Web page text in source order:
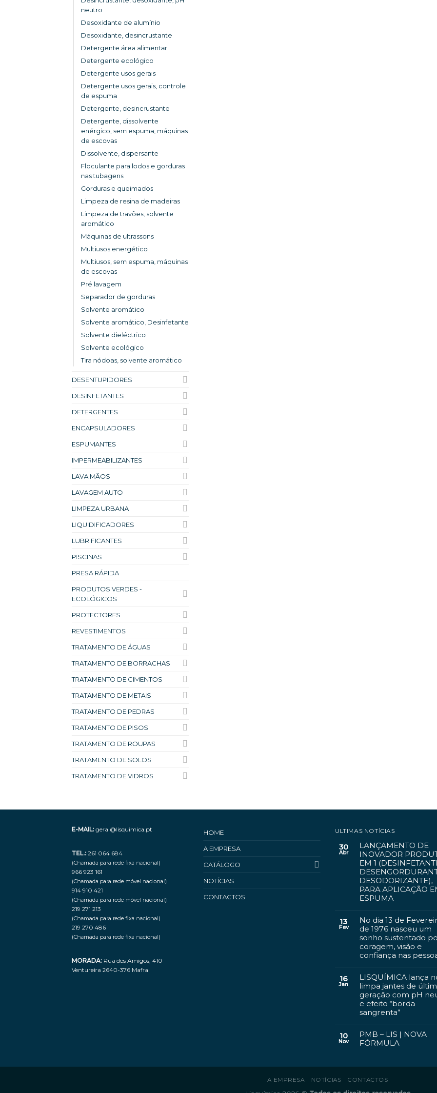
neutro
Desoxidante de alumínio
Desoxidante, desincrustante
Detergente área alimentar
Detergente ecológico
Detergente usos gerais
Detergente usos gerais, controle
de espuma
Detergente, desincrustante
Detergente, dissolvente
enérgico, sem espuma, máquinas
de escovas
Dissolvente, dispersante
Floculante para lodos e gorduras
nas tubagens
Gorduras e queimados
Limpeza de resina de madeiras
Limpeza de travões, solvente
aromático
Máquinas de ultrassons
Multiusos energético
Multiusos, sem espuma, máquinas
de escovas
Pré lavagem
Separador de gorduras
Solvente aromático
Solvente aromático, Desinfetante
Solvente dieléctrico
Solvente ecológico
Tira nódoas, solvente aromático
DESENTUPIDORES
DESINFETANTES
DETERGENTES
ENCAPSULADORES
ESPUMANTES
IMPERMEABILIZANTES
LAVA MÃOS
LAVAGEM AUTO
LIMPEZA URBANA
LIQUIDIFICADORES
LUBRIFICANTES
PISCINAS
PRESA RÁPIDA
PRODUTOS VERDES -
ECOLÓGICOS
PROTECTORES
REVESTIMENTOS
TRATAMENTO DE ÁGUAS
TRATAMENTO DE BORRACHAS
TRATAMENTO DE CIMENTOS
TRATAMENTO DE METAIS
TRATAMENTO DE PEDRAS
TRATAMENTO DE PISOS
TRATAMENTO DE ROUPAS
TRATAMENTO DE SOLOS
TRATAMENTO DE VIDROS
E-MAIL: geral@lisquimica.pt
TEL.: 261 064 684
(Chamada para rede fixa nacional)
966 923 161
(Chamada para rede móvel nacional)
914 910 421
(Chamada para rede móvel nacional)
219 271 213
(Chamada para rede fixa nacional)
219 270 486
(Chamada para rede fixa nacional)
MORADA: Rua dos Amigos, 410 -
Ventureira 2640-376 Mafra
HOME
A EMPRESA
CATÁLOGO
NOTÍCIAS
CONTACTOS
ULTIMAS NOTÍCIAS
30
Abr
LANÇAMENTO DE
INOVADOR
EM 1
DESODORIZANTE),
PARA APLICAÇÃO
ESPUMA
13
Fev
No dia 13 de
de 1976 nasceu um
sonho sustentado
coragem, visão e
confiança nas
16
Jan
LISQUÍMICA lança
limpa jantes de
geração com pH
e efeito “borda
sangrenta”
10
Nov
PMB – LIS | NOVA
FÓRMULA
A EMPRESA NOTÍCIAS CONTACTOS